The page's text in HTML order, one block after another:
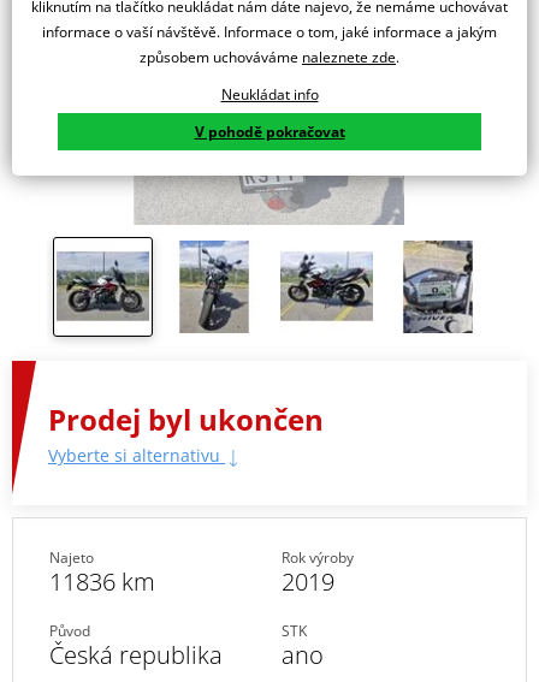
Prodej byl ukončen
Vyberte si alternativu
Najeto
11836 km
Rok výroby
2019
Původ
Česká republika
STK
ano
kliknutím na tlačítko neukládat nám dáte najevo, že nemáme uchovávat
informace o vaší návštěvě. Informace o tom, jaké informace a jakým
způsobem uchováváme naleznete zde.
Neukládat info
V pohodě pokračovat